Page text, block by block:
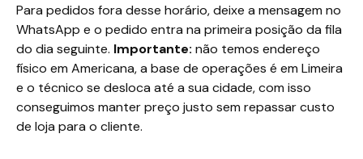
Para pedidos fora desse horário, deixe a mensagem no
WhatsApp e o pedido entra na primeira posição da fila
do dia seguinte. Importante: não temos endereço
físico em Americana, a base de operações é em Limeira
e o técnico se desloca até a sua cidade, com isso
conseguimos manter preço justo sem repassar custo
de loja para o cliente.